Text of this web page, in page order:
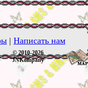
| Написать нам
© 2010-2026
JNKompany